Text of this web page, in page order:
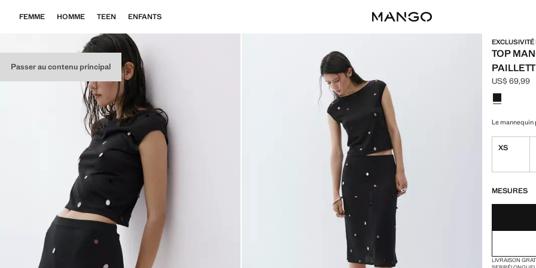
Passer au contenu principal
FEMME HOMME TEEN ENFANTS
EXCLUSIVITÉ
TOP
Prix actuel
US$ 69,99
Choisissez
Le mannequin
XS
MESURES
LIVRAISON